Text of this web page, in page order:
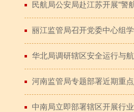
民航局公安局赴江苏开展“警
丽江监管局召开党委中心组
华北局调研辖区安全运行与
河南监管局专题部署近期重
中南局立即部署辖区开展行